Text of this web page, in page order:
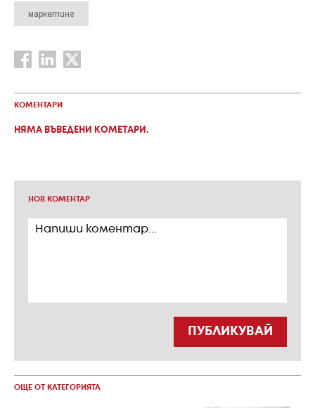
маркетинг
КОМЕНТАРИ
НЯМА ВЪВЕДЕНИ КОМЕТАРИ.
НОВ КОМЕНТАР
ПУБЛИКУВАЙ
ОЩЕ ОТ КАТЕГОРИЯТА